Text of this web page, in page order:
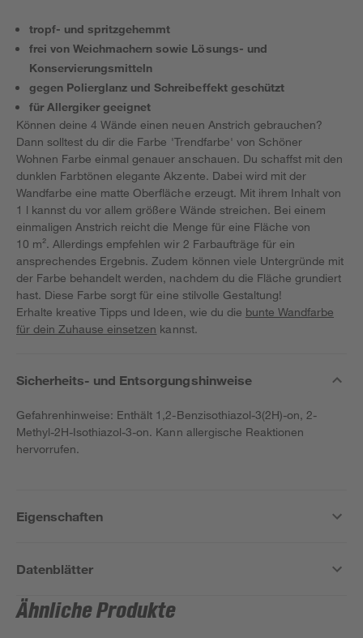
tropf- und spritzgehemmt
frei von Weichmachern sowie Lösungs- und
Konservierungsmitteln
gegen Polierglanz und Schreibeffekt geschützt
für Allergiker geeignet
Können deine 4 Wände einen neuen Anstrich gebrauchen?
Dann solltest du dir die Farbe 'Trendfarbe' von Schöner
Wohnen Farbe einmal genauer anschauen. Du schaffst mit den
dunklen Farbtönen elegante Akzente. Dabei wird mit der
Wandfarbe eine matte Oberfläche erzeugt. Mit ihrem Inhalt von
1 l kannst du vor allem größere Wände streichen. Bei einem
einmaligen Anstrich reicht die Menge für eine Fläche von
10 m². Allerdings empfehlen wir 2 Farbaufträge für ein
ansprechendes Ergebnis. Zudem können viele Untergründe mit
der Farbe behandelt werden, nachdem du die Fläche grundiert
hast. Diese Farbe sorgt für eine stilvolle Gestaltung!
Erhalte kreative Tipps und Ideen, wie du die bunte Wandfarbe
für dein Zuhause einsetzen kannst.
Sicherheits- und Entsorgungshinweise
Gefahrenhinweise: Enthält 1,2-Benzisothiazol-3(2H)-on, 2-
Methyl-2H-Isothiazol-3-on. Kann allergische Reaktionen
hervorrufen.
Eigenschaften
Datenblätter
Ähnliche Produkte